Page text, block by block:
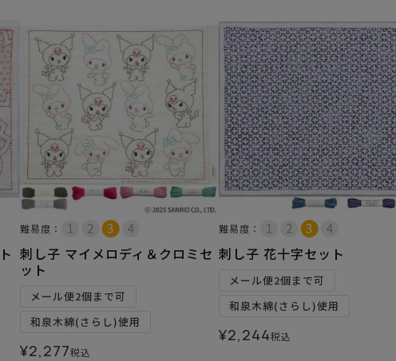
難易度：
刺し子 マイメロディ＆クロミセ
ット
メール便2個まで可
和泉木綿(さらし)使用
¥2,277税込
難易度：
刺し子 花十字セット
メール便2個まで可
和泉木綿(さらし)使用
¥2,244税込